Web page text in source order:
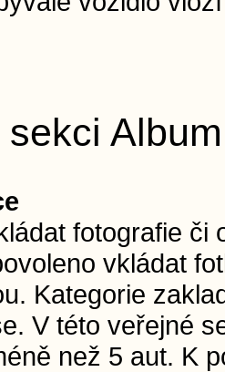
Album
fotografie či
vkládat
Kategorie
V této veřejné
než 5 aut. K